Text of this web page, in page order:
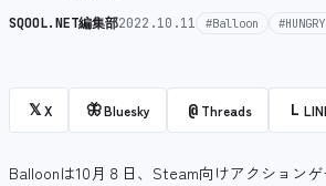
SQOOL.NET編集部2022.10.11 #Balloon
𝕏X 🦋Bluesky @ Threads L
Balloonは10月８日、Steam向けアクションゲ